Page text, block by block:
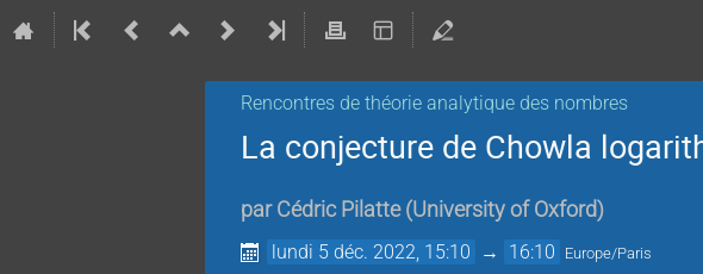
Rencontres de théorie analytique des nombres
La conjecture de Chowla
par Cédric Pilatte (University of Oxford)
lundi 5 déc. 2022, 15:10 → 16:10 Europe/Paris